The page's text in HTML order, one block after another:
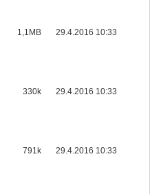
1,1MB 29.4.2016 10:33
330k 29.4.2016 10:33
791k 29.4.2016 10:33